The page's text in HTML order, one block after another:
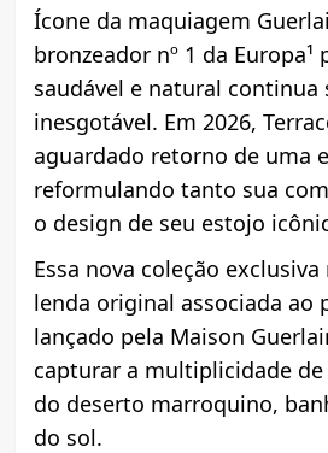
Ícone da maquiagem
bronzeador nº 1 da
saudável e natural continua
inesgotável. Em 2026,
aguardado retorno de uma
reformulando tanto sua
o design de seu estojo
Essa nova coleção
lenda original associada ao
lançado pela Maison
capturar a multiplicidade
do deserto marroquino,
do sol.